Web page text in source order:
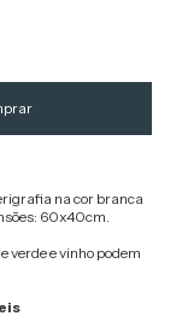
na cor branca
60x40cm.
verde e vinho podem